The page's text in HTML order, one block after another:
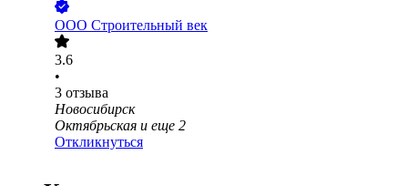
ООО Строительный век
3.6
•
3 отзыва
Новосибирск
Октябрьская и еще 2
Откликнуться